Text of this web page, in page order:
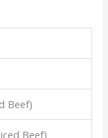
Beef)
Beef)